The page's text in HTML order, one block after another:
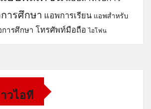
ารศึกษา แอพการเรียน แอพสำหรับ
การศึกษา โทรศัพท์มือถือ ไอโฟน
วไอที